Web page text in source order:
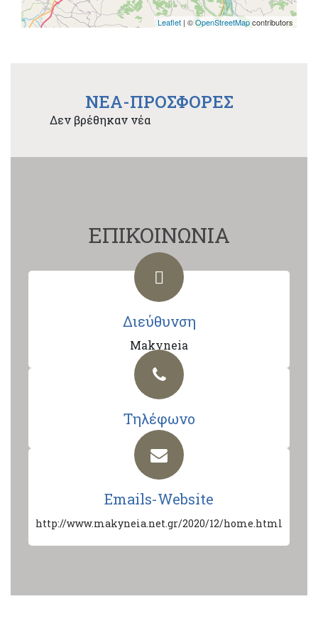
Leaflet | ©OpenStreetMapcontributors
NEA-ΠΡΟΣΦΟΡΕΣ
Δεν βρέθηκαν νέα
ΕΠΙΚΟΙΝΩΝΙΑ
Διεύθυνση
Makyneia
Τηλέφωνο
Emails-Website
http://www.makyneia.net.gr/2020/12/home.html